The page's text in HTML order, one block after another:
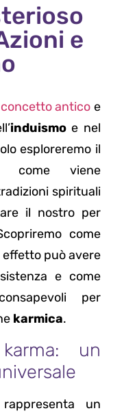
e
concetto antico e
induismoe nel
esploreremo il
come viene
spirituali
il nostro per
come
può avere
e come
per
karmica.
un
rappresenta un